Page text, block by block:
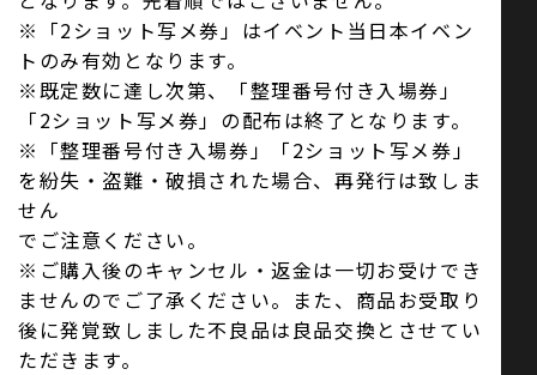
※「2ショット写メ券」はイベント当日本イベン
トのみ有効となります。
※既定数に達し次第、「整理番号付き入場券」
「2ショット写メ券」の配布は終了となります。
※「整理番号付き入場券」「2ショット写メ券」
を紛失・盗難・破損された場合、再発行は致しま
せん
でご注意ください。
※ご購入後のキャンセル・返金は一切お受けでき
ませんのでご了承ください。また、商品お受取り
後に発覚致しました不良品は良品交換とさせてい
ただきます。